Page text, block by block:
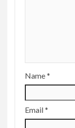
Name*
Email*